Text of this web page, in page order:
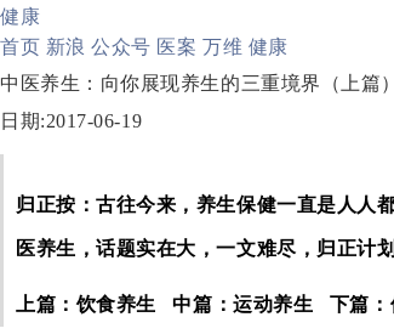
健康
首页 新浪 公众号 医案 万维 健康
中医养生：向你展现养生的三重境界（上篇）
日期:2017-06-19
归正按：古往今来，养生保健一直是人人
医养生，话题实在大，一文难尽，归正计
上篇：饮食养生中篇：运动养生 下篇：